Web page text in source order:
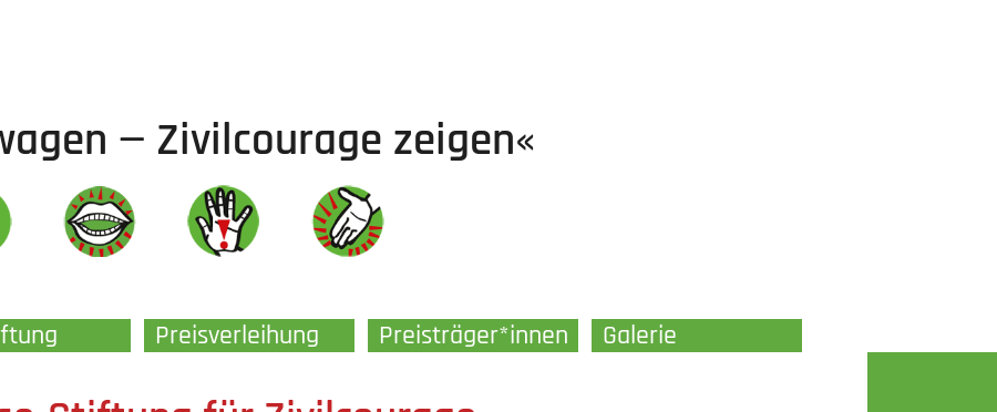
— Zivilcourage zeigen«
Preisverleihung Preisträger*innen Galerie